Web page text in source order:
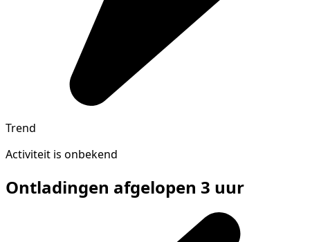
Trend
Activiteit is onbekend
Ontladingen afgelopen 3 uur